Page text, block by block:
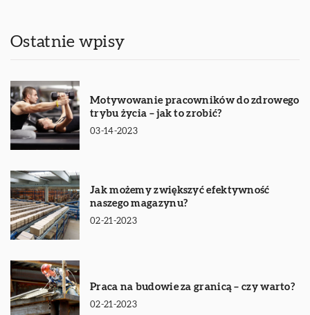
Ostatnie wpisy
Motywowanie pracowników do zdrowego
trybu życia – jak to zrobić?
03-14-2023
Jak możemy zwiększyć efektywność
naszego magazynu?
02-21-2023
Praca na budowie za granicą – czy warto?
02-21-2023